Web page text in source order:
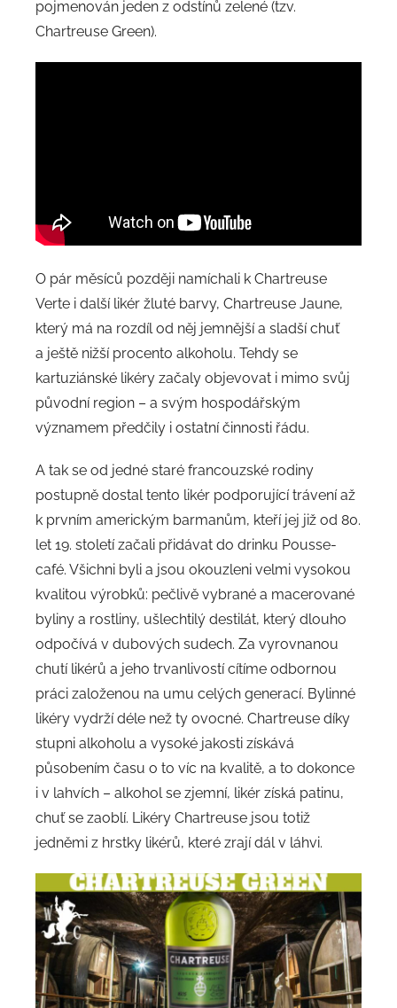
pojmenován jeden z odstínů zelené (tzv.
Chartreuse Green).
O pár měsíců později namíchali k Chartreuse
Verte i další likér žluté barvy, Chartreuse Jaune,
který má na rozdíl od něj jemnější a sladší chuť
a ještě nižší procento alkoholu. Tehdy se
kartuziánské likéry začaly objevovat i mimo svůj
původní region – a svým hospodářským
významem předčily i ostatní činnosti řádu.
A tak se od jedné staré francouzské rodiny
postupně dostal tento likér podporující trávení až
k prvním americkým barmanům, kteří jej již od 80.
let 19. století začali přidávat do drinku Pousse-
café. Všichni byli a jsou okouzleni velmi vysokou
kvalitou výrobků: pečlivě vybrané a macerované
byliny a rostliny, ušlechtilý destilát, který dlouho
odpočívá v dubových sudech. Za vyrovnanou
chutí likérů a jeho trvanlivostí cítíme odbornou
práci založenou na umu celých generací. Bylinné
likéry vydrží déle než ty ovocné. Chartreuse díky
stupni alkoholu a vysoké jakosti získává
působením času o to víc na kvalitě, a to dokonce
i v lahvích – alkohol se zjemní, likér získá patinu,
chuť se zaoblí. Likéry Chartreuse jsou totiž
jedněmi z hrstky likérů, které zrají dál v láhvi.